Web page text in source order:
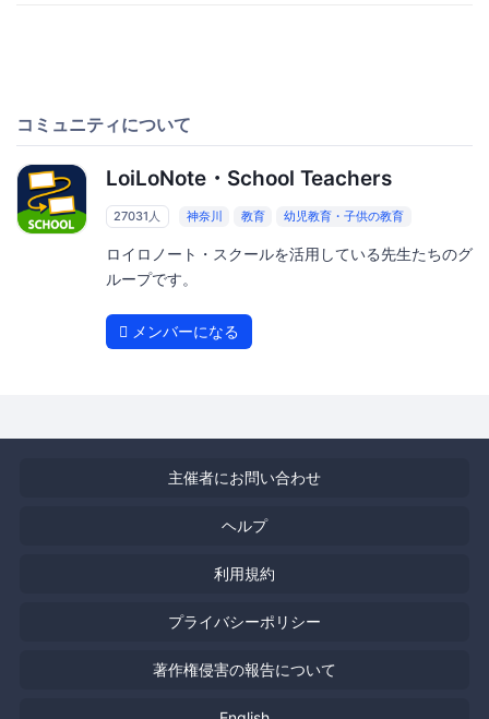
コミュニティについて
LoiLoNote・School Teachers
27031人 神奈川 教育 幼児教育・子供の教育
ロイロノート・スクールを活用している先生たちのグ
ループです。
メンバーになる
主催者にお問い合わせ
ヘルプ
利用規約
プライバシーポリシー
著作権侵害の報告について